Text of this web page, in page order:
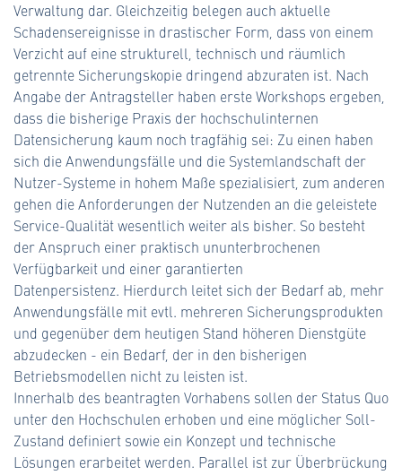
Verwaltung dar. Gleichzeitig belegen auch aktuelle
Schadensereignisse in drastischer Form, dass von einem
Verzicht auf eine strukturell, technisch und räumlich
getrennte Sicherungskopie dringend abzuraten ist. Nach
Angabe der Antragsteller haben erste Workshops ergeben,
dass die bisherige Praxis der hochschulinternen
Datensicherung kaum noch tragfähig sei: Zu einen haben
sich die Anwendungsfälle und die Systemlandschaft der
Nutzer-Systeme in hohem Maße spezialisiert, zum anderen
gehen die Anforderungen der Nutzenden an die geleistete
Service-Qualität wesentlich weiter als bisher. So besteht
der Anspruch einer praktisch ununterbrochenen
Verfügbarkeit und einer garantierten
Datenpersistenz. Hierdurch leitet sich der Bedarf ab, mehr
Anwendungsfälle mit evtl. mehreren Sicherungsprodukten
und gegenüber dem heutigen Stand höheren Dienstgüte
abzudecken - ein Bedarf, der in den bisherigen
Betriebsmodellen nicht zu leisten ist.
Innerhalb des beantragten Vorhabens sollen der Status Quo
unter den Hochschulen erhoben und eine möglicher Soll-
Zustand definiert sowie ein Konzept und technische
Lösungen erarbeitet werden. Parallel ist zur Überbrückung